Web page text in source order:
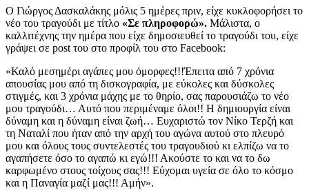
Ο Γιώργος Δασκαλάκης μόλις 5 ημέρες πριν, είχε κυκλοφορήσει το
νέο του τραγούδι με τίτλο «Σε πληροφορώ». Μάλιστα, ο
καλλιτέχνης την ημέρα που είχε δημοσιευθεί το τραγούδι του, είχε
γράψει σε post του στο προφίλ του στο Facebook:
«Καλό μεσημέρι αγάπες μου όμορφες!!!Έπειτα από 7 χρόνια
απουσίας μου από τη δισκογραφία, με εύκολες και δύσκολες
στιγμές, και 3 χρόνια μάχης με το θηρίο, σας παρουσιάζω το νέο
μου τραγούδι… Αυτό που περιμέναμε όλοι!! Η δημιουργία είναι
δύναμη και η δύναμη είναι ζωή… Ευχαριστώ τον Νίκο Τερζή και
τη Ναταλί που ήταν από την αρχή του αγώνα αυτού στο πλευρό
μου και όλους τους συντελεστές του τραγουδιού κι ελπίζω να το
αγαπήσετε όσο το αγαπώ κι εγώ!!! Ακούστε το και να το δω
καρφωμένο στους τοίχους σας!!! Εύχομαι υγεία σε όλο το κόσμο
και η Παναγία μαζί μας!!! Αμήν».